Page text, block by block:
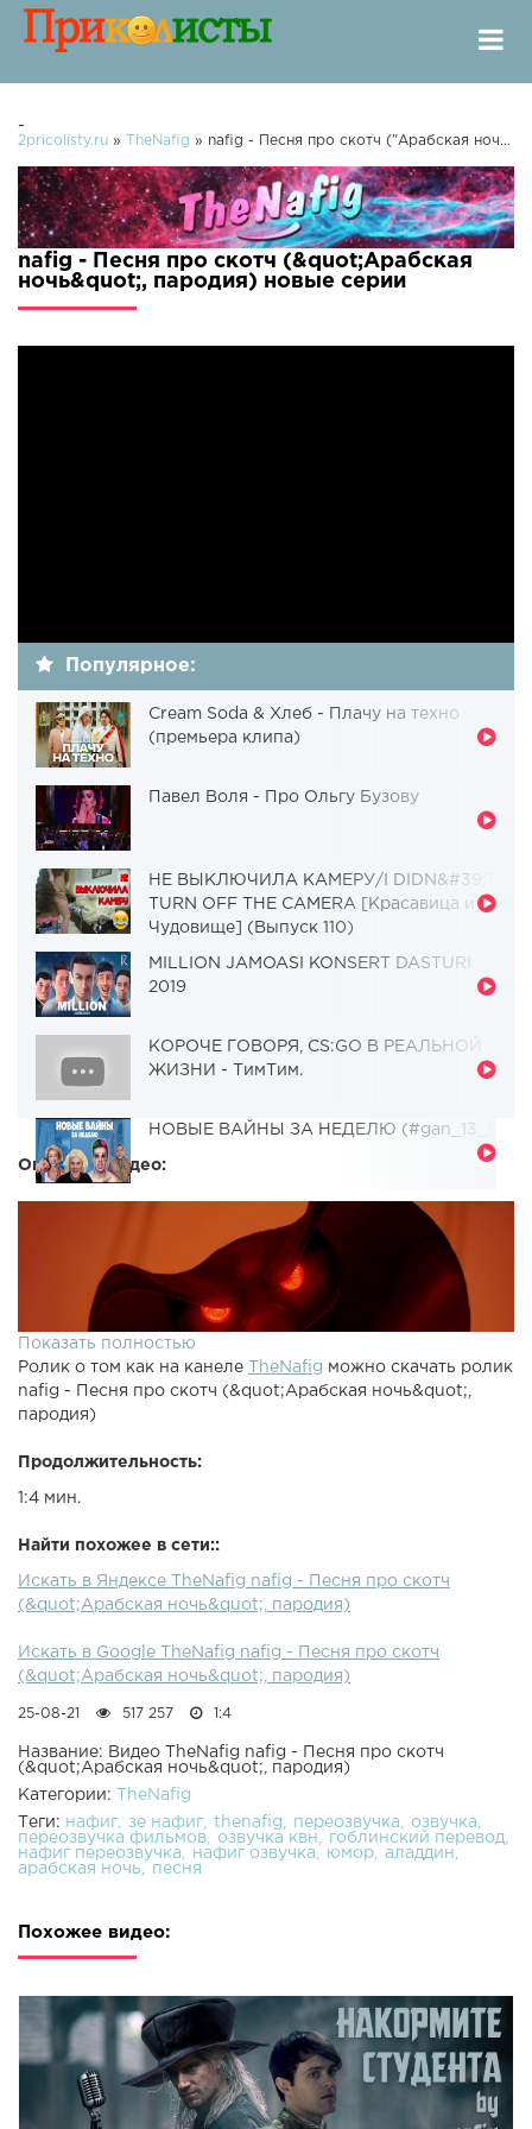
-
2pricolisty.ru » TheNafig » nafig - Песня про скотч ("Арабская ночь", пародия)
nafig - Песня про скотч (&quot;Арабская
ночь&quot;, пародия) новые серии
Популярное:
Cream Soda & Хлеб - Плачу на техно
(премьера клипа)
Павел Воля - Про Ольгу Бузову
НЕ ВЫКЛЮЧИЛА КАМЕРУ/I DIDN&#39;T
TURN OFF THE CAMERA [Красавица и
Чудовище] (Выпуск 110)
MILLION JAMOASI KONSERT DASTURI
2019
КОРОЧЕ ГОВОРЯ, CS:GO В РЕАЛЬНОЙ
ЖИЗНИ - ТимТим.
НОВЫЕ ВАЙНЫ ЗА НЕДЕЛЮ (#gan_13_)
Описание видео:
Показать полностью
Ролик о том как на канеле
TheNafig можно скачать ролик
nafig - Песня про скотч (&quot;Арабская ночь&quot;,
пародия)
Продолжительность:
1:4 мин.
Найти похожее в сети::
Искать в Яндексе TheNafig nafig - Песня про скотч
(&quot;Арабская ночь&quot;, пародия)
Искать в Google TheNafig nafig - Песня про скотч
(&quot;Арабская ночь&quot;, пародия)
25-08-21 517 257 1:4
Название: Видео TheNafig nafig - Песня про скотч
(&quot;Арабская ночь&quot;, пародия)
Категории:
TheNafig
Теги: нафиг зе нафиг thenafig переозвучка
озвучка
переозвучка фильмов
озвучка квн
гоблинский перевод
нафиг переозвучка
нафиг озвучка юмор
аладдин
арабская ночь
песня
Похожее видео: